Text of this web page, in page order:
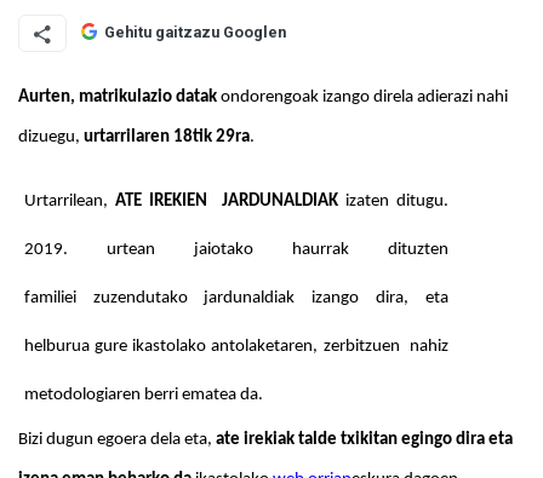
Gehitu gaitzazu Googlen
Aurten, matrikulazio datak ondorengoak izango direla adierazi nahi
dizuegu, urtarrilaren 18tik 29ra.
Urtarrilean, ATE IREKIEN  JARDUNALDIAK izaten ditugu.
2019. urtean jaiotako haurrak dituzten
familiei zuzendutako jardunaldiak izango dira, eta
helburua gure ikastolako antolaketaren, zerbitzuen  nahiz
metodologiaren berri ematea da.
Bizi dugun egoera dela eta, ate irekiak talde txikitan egingo dira eta